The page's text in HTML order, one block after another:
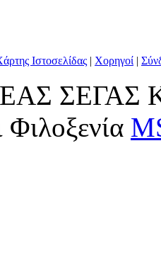
Ιστοσελίδας | Χορηγοί |
ΣΕΓΑΣ